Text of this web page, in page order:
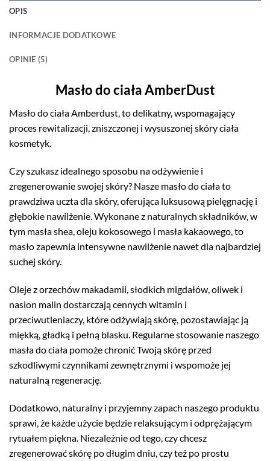
OPIS
INFORMACJE DODATKOWE
OPINIE (5)
Masło do ciała AmberDust
Masło do ciała Amberdust, to delikatny, wspomagający
proces rewitalizacji, zniszczonej i wysuszonej skóry ciała
kosmetyk.
Czy szukasz idealnego sposobu na odżywienie i
zregenerowanie swojej skóry? Nasze masło do ciała to
prawdziwa uczta dla skóry, oferująca luksusową pielęgnację i
głębokie nawilżenie. Wykonane z naturalnych składników, w
tym masła shea, oleju kokosowego i masła kakaowego, to
masło zapewnia intensywne nawilżenie nawet dla najbardziej
suchej skóry.
Oleje z orzechów makadamii, słodkich migdałów, oliwek i
nasion malin dostarczają cennych witamin i
przeciwutleniaczy, które odżywiają skórę, pozostawiając ją
miękką, gładką i pełną blasku. Regularne stosowanie naszego
masła do ciała pomoże chronić Twoją skórę przed
szkodliwymi czynnikami zewnętrznymi i wspomoże jej
naturalną regenerację.
Dodatkowo, naturalny i przyjemny zapach naszego produktu
sprawi, że każde użycie będzie relaksującym i odprężającym
rytuałem piękna. Niezależnie od tego, czy chcesz
zregenerować skórę po długim dniu, czy też po prostu